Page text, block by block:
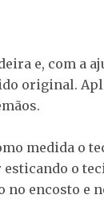
e, com a
original.
medida o
esticando o
no encosto e